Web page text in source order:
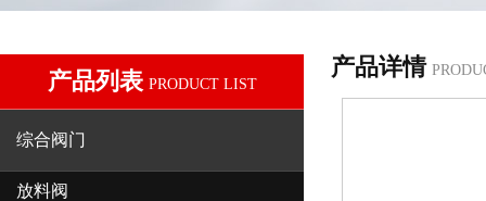
产品列表 PRODUCT LIST
综合阀门
放料阀
产品详情